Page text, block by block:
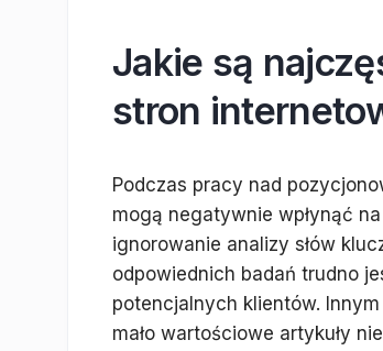
Jakie są
stron
Podczas pracy nad
mogą negatywnie wpłynąć
ignorowanie analizy słów
odpowiednich badań trudno
potencjalnych klientów.
mało wartościowe artykuły